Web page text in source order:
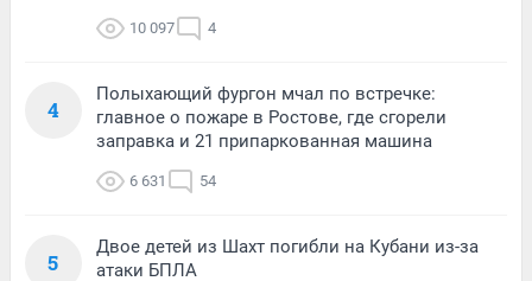
10 097 4
4
Полыхающий фургон мчал по встречке:
главное о пожаре в Ростове, где сгорели
заправка и 21 припаркованная машина
6 631 54
5
Двое детей из Шахт погибли на Кубани из-за
атаки БПЛА